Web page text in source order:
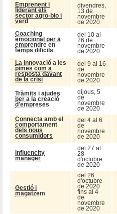
Emprenent i
liderant els
sector agro-bio i
verd
divendres,
13 de
novembre
de 2020
Coaching
emocional per a
emprendre en
temps dificils
del 10 al
26 de
novembre
de 2020
La innovació a les
pimes com a
resposta davant
de la crisi
del 9 al 16
de
novembre
de 2020
Tràmits i ajudes
per a la creació
d'empreses
dijous, 5
de
novembre
de 2020
Connecta amb el
comportament
dels nous
consumidors
del 4 al 6
de
novembre
de 2020
Influencity
manager
del 27 al
28
d'octubre
de 2020
Gestió i
magatzem
del 26
d'octubre
de 2020
fins al 4
de
novembre
de 2020